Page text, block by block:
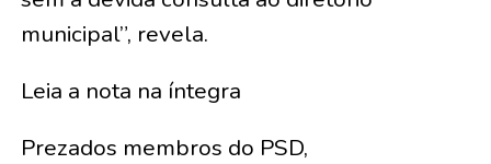
municipal”, revela.
Leia a nota na íntegra
Prezados membros do PSD,